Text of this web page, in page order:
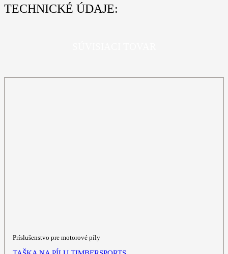
TECHNICKÉ ÚDAJE:
Príslušenstvo pre motorové píly